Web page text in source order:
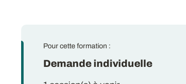
Pour cette formation :
Demande individuelle